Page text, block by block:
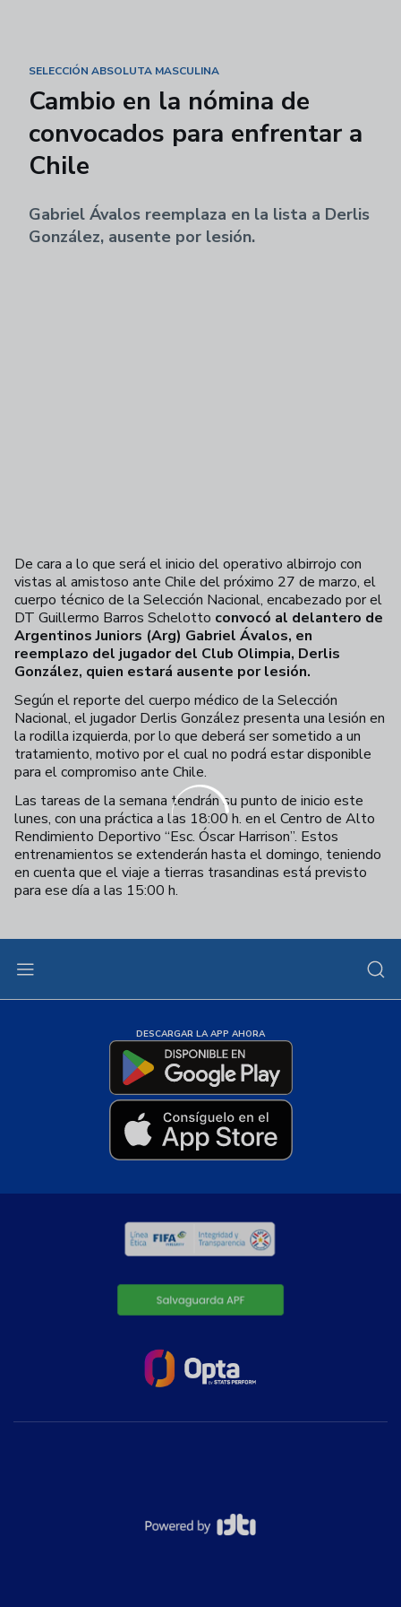
SELECCIÓN ABSOLUTA MASCULINA
Cambio en la nómina de
convocados para enfrentar a
Chile
Gabriel Ávalos reemplaza en la lista a Derlis
González, ausente por lesión.
De cara a lo que será el inicio del operativo albirrojo con
vistas al amistoso ante Chile del próximo 27 de marzo, el
cuerpo técnico de la Selección Nacional, encabezado por el
DT Guillermo Barros Schelotto convocó al delantero de
Argentinos Juniors (Arg) Gabriel Ávalos, en
reemplazo del jugador del Club Olimpia, Derlis
González, quien estará ausente por lesión.
Según el reporte del cuerpo médico de la Selección
Nacional, el jugador Derlis González presenta una lesión en
la rodilla izquierda, por lo que deberá ser sometido a un
tratamiento, motivo por el cual no podrá estar disponible
para el compromiso ante Chile.
Las tareas de la semana tendrán su punto de inicio este
lunes, con una práctica a las 18:00 h. en el Centro de Alto
Rendimiento Deportivo “Esc. Óscar Harrison”. Estos
entrenamientos se extenderán hasta el domingo, teniendo
en cuenta que el viaje a tierras trasandinas está previsto
para ese día a las 15:00 h.
DESCARGAR LA APP AHORA